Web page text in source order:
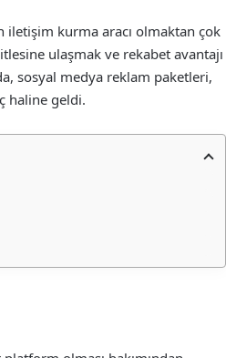
iletişim kurma aracı olmaktan çok
ulaşmak ve rekabet avantajı
sosyal medya reklam paketleri,
haline geldi.